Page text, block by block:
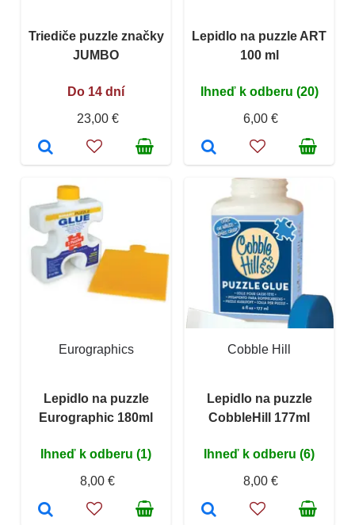
Triediče puzzle značky
JUMBO
Do 14 dní
23,00 €
Lepidlo na puzzle ART
100 ml
Ihneď k odberu (20)
6,00 €
Eurographics
Lepidlo na puzzle
Eurographic 180ml
Ihneď k odberu (1)
8,00 €
Cobble Hill
Lepidlo na puzzle
CobbleHill 177ml
Ihneď k odberu (6)
8,00 €